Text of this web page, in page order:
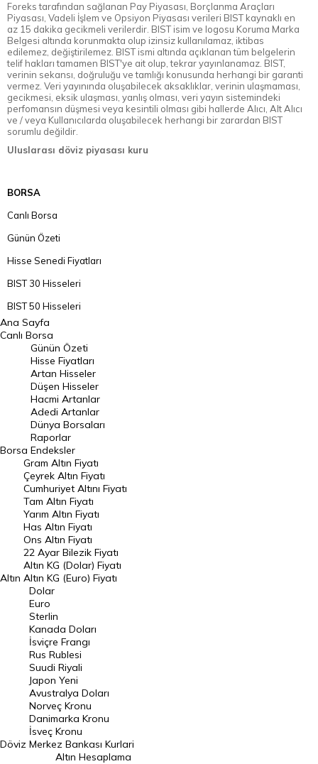
Foreks tarafından sağlanan Pay Piyasası, Borçlanma Araçları
Piyasası, Vadeli İşlem ve Opsiyon Piyasası verileri BIST kaynaklı en
az 15 dakika gecikmeli verilerdir. BIST isim ve logosu Koruma Marka
Belgesi altında korunmakta olup izinsiz kullanılamaz, iktibas
edilemez, değiştirilemez. BIST ismi altında açıklanan tüm belgelerin
telif hakları tamamen BIST'ye ait olup, tekrar yayınlanamaz. BIST,
verinin sekansı, doğruluğu ve tamlığı konusunda herhangi bir garanti
vermez. Veri yayınında oluşabilecek aksaklıklar, verinin ulaşmaması,
gecikmesi, eksik ulaşması, yanlış olması, veri yayın sistemindeki
perfomansın düşmesi veya kesintili olması gibi hallerde Alıcı, Alt Alıcı
ve / veya Kullanıcılarda oluşabilecek herhangi bir zarardan BIST
sorumlu değildir.
Uluslarası döviz piyasası kuru
BORSA
Canlı Borsa
Günün Özeti
Hisse Senedi Fiyatları
BIST 30 Hisseleri
BIST 50 Hisseleri
BIST 100 Hisseleri
En Çok Artan Hisseler
En Çok Düşen Hisseler
Hacmi Artanlar
Geçmiş Kapanışlar
Dünya Borsaları
Raporlar
Endeksler
DÖVİZ
Döviz Kuru
Dolar Kuru
Euro Kuru
Pound Kuru
Frank Kuru
Riyal Kuru
Avustralya Doları
Danimarka Kronu Kuru
Kanada Doları Kuru
Norveç Kronu Kuru
Ana Sayfa
Canlı Borsa
Borsa
Günün Özeti
Hisse Fiyatları
Artan Hisseler
Düşen Hisseler
Hacmi Artanlar
Adedi Artanlar
Dünya Borsaları
Raporlar
Endeksler
Altın
Gram Altın Fiyatı
Çeyrek Altın Fiyatı
Cumhuriyet Altını Fiyatı
Tam Altın Fiyatı
Yarım Altın Fiyatı
Has Altın Fiyatı
Ons Altın Fiyatı
22 Ayar Bilezik Fiyatı
Altın KG (Dolar) Fiyatı
Altın KG (Euro) Fiyatı
Döviz
Dolar
Euro
Sterlin
Kanada Doları
İsviçre Frangı
Rus Rublesi
Suudi Riyali
Japon Yeni
Avustralya Doları
Norveç Kronu
Danimarka Kronu
İsveç Kronu
Merkez Bankası Kurlari
Altın Hesaplama